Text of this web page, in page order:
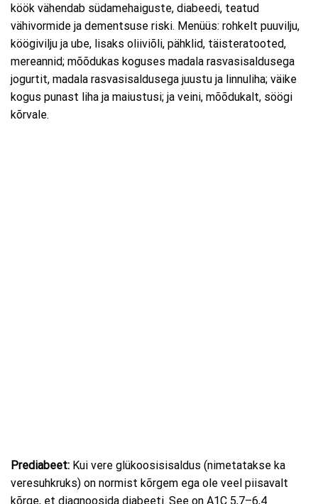
köök vähendab südamehaiguste, diabeedi, teatud
vähivormide ja dementsuse riski. Menüüs: rohkelt puuvilju,
köögivilju ja ube, lisaks oliiviõli, pähklid, täisteratooted,
mereannid; mõõdukas koguses madala rasvasisaldusega
jogurtit, madala rasvasisaldusega juustu ja linnuliha; väike
kogus punast liha ja maiustusi; ja veini, mõõdukalt, söögi
kõrvale.
Prediabeet: Kui vere glükoosisisaldus (nimetatakse ka
veresuhkruks) on normist kõrgem ega ole veel piisavalt
kõrge, et diagnoosida diabeeti. See on A1C 5,7–6,4